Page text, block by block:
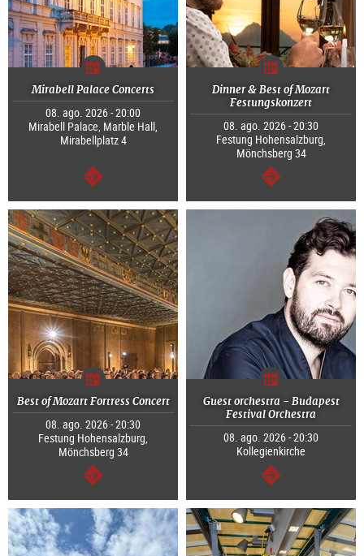
Mirabell Palace Concerts
08. ago. 2026 - 20:00
Mirabell Palace, Marble Hall,
Mirabellplatz 4
continuar
Dinner & Best of Mozart
Festungskonzert
08. ago. 2026 - 20:30
Festung Hohensalzburg,
Mönchsberg 34
continuar
Best of Mozart Fortress Concert
08. ago. 2026 - 20:30
Festung Hohensalzburg,
Mönchsberg 34
continuar
Guest orchestra - Budapest
Festival Orchestra
08. ago. 2026 - 20:30
Kollegienkirche
continuar